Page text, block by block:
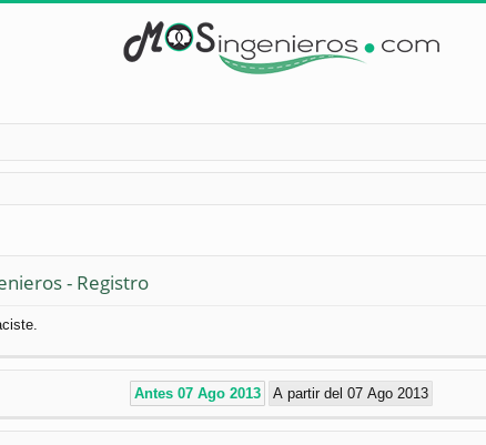
- Registro